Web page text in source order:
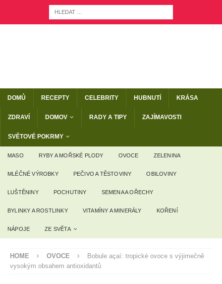
DOMŮ RECEPTY CELEBRITY HUBNUTÍ KRÁSA
ZDRAVÍ DOMOV RADY A TIPY ZAJÍMAVOSTI
SVĚTOVÉ POKRMY
MASO RYBY A MOŘSKÉ PLODY OVOCE ZELENINA
MLÉČNÉ VÝROBKY PEČIVO A TĚSTOVINY OBILOVINY
LUŠTĚNINY POCHUTINY SEMENA A OŘECHY
BYLINKY A ROSTLINKY VITAMÍNY A MINERÁLY KOŘENÍ
NÁPOJE ZE SVĚTA
HOME OVOCE
Bobule açaí: tropické ovoce s výjimečně
vysokým obsahem antioxidantů